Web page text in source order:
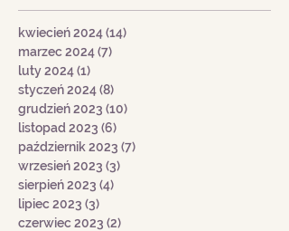
kwiecień 2024(14)
marzec 2024(7)
luty 2024(1)
styczeń 2024(8)
grudzień 2023 (10)
listopad 2023 (6)
październik 2023 (7)
wrzesień 2023 (3)
sierpień 2023 (4)
lipiec 2023 (3)
czerwiec 2023 (2)